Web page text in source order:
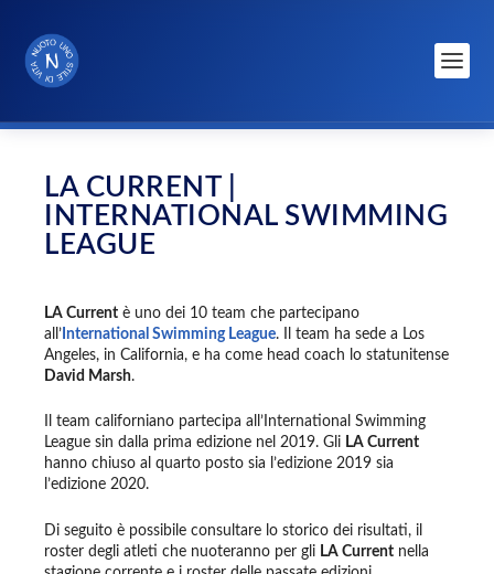
LA CURRENT |
INTERNATIONAL SWIMMING
LEAGUE
LA Current è uno dei 10 team che partecipano
all’ International Swimming League. Il team ha sede a Los
Angeles, in California, e ha come head coach lo statunitense
David Marsh.
Il team californiano partecipa all’International Swimming
League sin dalla prima edizione nel 2019. Gli LA Current
hanno chiuso al quarto posto sia l’edizione 2019 sia
l’edizione 2020.
Di seguito è possibile consultare lo storico dei risultati, il
roster degli atleti che nuoteranno per gli LA Current nella